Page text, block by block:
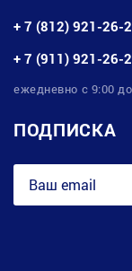
+ 7 (812) 921-26-
+ 7 (911) 921-26-
ежедневно с 9:00
ПОДПИСКА